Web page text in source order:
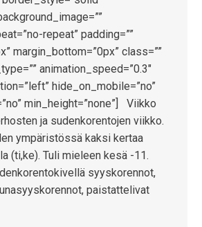
repeat” padding=””
margin_bottom=”0px” class=””
animation_speed=”0.3″
hide_on_mobile=”no”
min_height=”none”] Viikko
ja sudenkorentojen viikko.
ympäristössä kaksi kertaa
(ti,ke). Tuli mieleen kesä -11.
syyskorennot,
paistattelivat